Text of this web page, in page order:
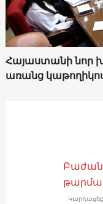
Հայաստանի նոր
առանց
Կարդացեք